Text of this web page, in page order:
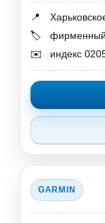
📍
🏷️
фирменный
✉️
индекс
GARMIN